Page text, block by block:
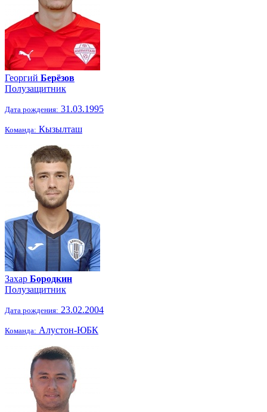
Георгий Берёзов
Полузащитник
Дата рождения: 31.03.1995
Команда: Кызылташ
Захар Бородкин
Полузащитник
Дата рождения: 23.02.2004
Команда: Алустон-ЮБК